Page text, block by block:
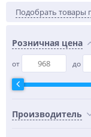
Подобрать товары
Розничная цена
от до
Производитель